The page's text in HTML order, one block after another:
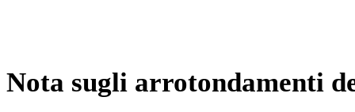
Nota sugli arrotondamenti